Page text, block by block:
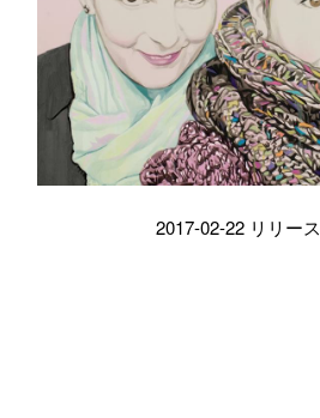
2017-02-22 リリース